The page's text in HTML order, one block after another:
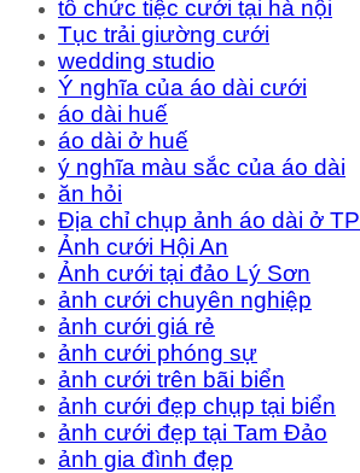
tổ chức tiệc cưới tại hà nội
Tục trải giường cưới
wedding studio
Ý nghĩa của áo dài cưới
áo dài huế
áo dài ở huế
ý nghĩa màu sắc của áo dài
ăn hỏi
Địa chỉ chụp ảnh áo dài ở
Ảnh cưới Hội An
Ảnh cưới tại đảo Lý Sơn
ảnh cưới chuyên nghiệp
ảnh cưới giá rẻ
ảnh cưới phóng sự
ảnh cưới trên bãi biển
ảnh cưới đẹp chụp tại biển
ảnh cưới đẹp tại Tam Đảo
ảnh gia đình đẹp